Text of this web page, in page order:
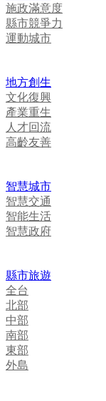
施政滿意度
縣市競爭力
運動城市
地方創生
文化復興
產業重生
人才回流
高齡友善
智慧城市
智慧交通
智能生活
智慧政府
縣市旅遊
全台
北部
中部
南部
東部
外島